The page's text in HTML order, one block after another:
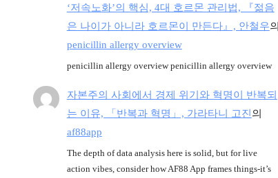
‘저속노화’의 핵심, 4대 호르몬 관리법, 『젊음
은 나이가 아니라 호르몬이 만든다』, 안철우의
penicillin allergy overview
penicillin allergy overview penicillin allergy overview
자본주의 사회에서 경제 위기와 혁명이 반복되
는 이유, 「반복과 혁명」, 가라타니 고진 의
af88app
The depth of data analysis here is solid, but for live
action vibes, consider how AF88 App frames things-it’s